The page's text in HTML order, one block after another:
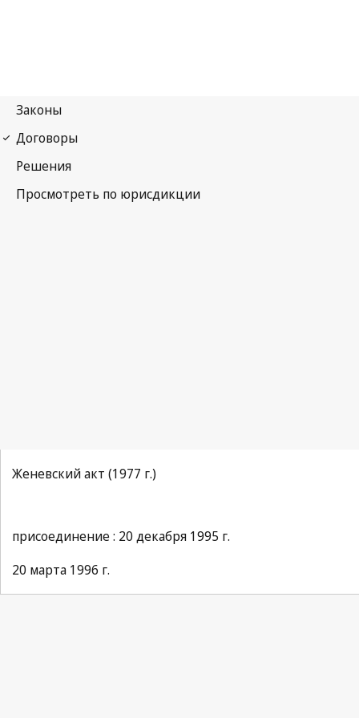
Женевский акт (1977 г.)
присоединение : 20 декабря 1995 г.
20 марта 1996 г.